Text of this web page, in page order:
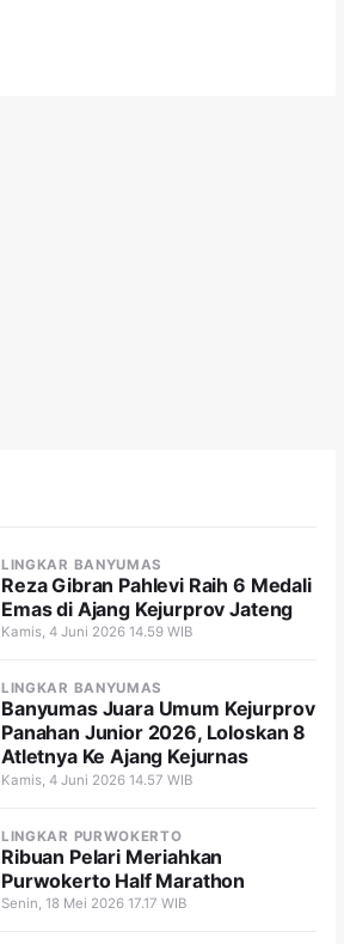
LINGKAR BANYUMAS
Reza Gibran Pahlevi Raih 6 Medali
Emas di Ajang Kejurprov Jateng
Kamis, 4 Juni 2026 14.59 WIB
LINGKAR BANYUMAS
Banyumas Juara Umum Kejurprov
Panahan Junior 2026, Loloskan 8
Atletnya Ke Ajang Kejurnas
Kamis, 4 Juni 2026 14.57 WIB
LINGKAR PURWOKERTO
Ribuan Pelari Meriahkan
Purwokerto Half Marathon
Senin, 18 Mei 2026 17.17 WIB